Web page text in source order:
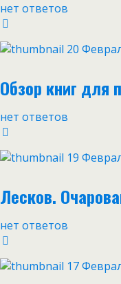
нет ответов
20
Обзор книг для
нет ответов
19
Лесков.
нет ответов
17